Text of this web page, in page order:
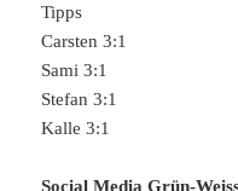
Tipps
Carsten 3:1
Sami 3:1
Stefan 3:1
Kalle 3:1
Social Media Grün-